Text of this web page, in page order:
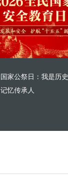
国家公祭日：我是历史
记忆传承人